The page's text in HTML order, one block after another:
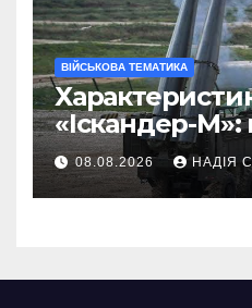
ВІЙСЬКОВА ТЕМАТИКА
«Іскандер-
технічний
08.08.2026 НАДІЯ